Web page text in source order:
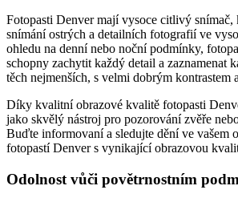
Fotopasti Denver mají vysoce citlivý snímač,
snímání ostrých a detailních fotografií ve
ohledu na denní nebo noční podmínky,
schopny zachytit každý detail a zaznamenat
těch nejmenších, s velmi dobrým kontrastem
Díky kvalitní obrazové kvalitě fotopasti
jako skvělý nástroj pro pozorování zvěře
Buďte informovaní a sledujte dění ve vašem
fotopastí Denver s vynikající obrazovou
Odolnost vůči povětrnostním